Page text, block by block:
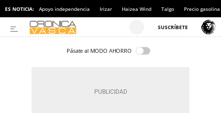
ES NOTICIA: Apoyo independencia Irizar Haizea Wind Talgo Precio gasolina
Pásate al MODO AHORRO